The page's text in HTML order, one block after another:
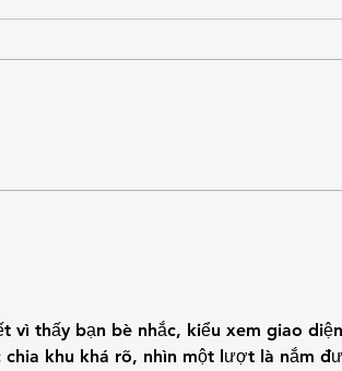
vì thấy bạn bè nhắc, kiểu xem giao diện
khu khá rõ, nhìn một lượt là nắm